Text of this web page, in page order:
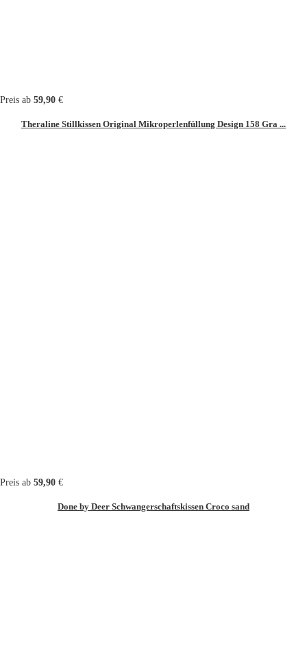
Preis ab 59,90 €
Theraline Stillkissen Original Mikroperlenfüllung Design 158 Gra ...
Preis ab 59,90 €
Done by Deer Schwangerschaftskissen Croco sand